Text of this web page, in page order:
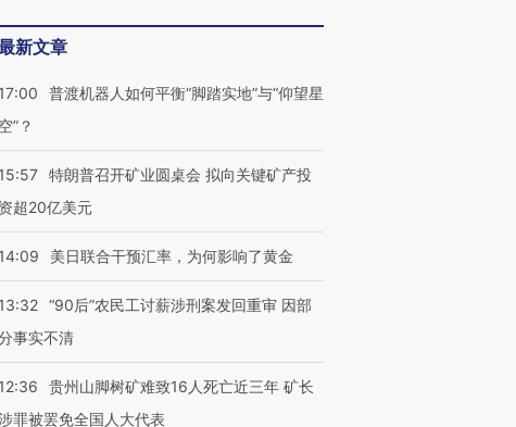
新文章
17:00
普渡机器人如何平衡“脚踏实地”与“仰望星
空”？
15:57 特朗普召开矿业圆桌会 拟向关键矿产投
资超20亿美元
14:09 美日联合干预汇率，为何影响了黄金
13:32 “90后”农民工讨薪涉刑案发回重审 因部
事实不清
12:36
贵州山脚树矿难致16人死亡近三年 矿长
罪被罢免全国人大代表